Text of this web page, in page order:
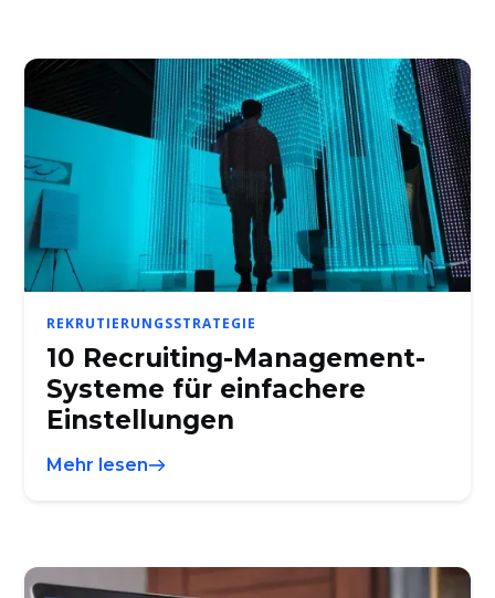
REKRUTIERUNGSSTRATEGIE
10 Recruiting-Management-
Systeme für einfachere
Einstellungen
Mehr lesen